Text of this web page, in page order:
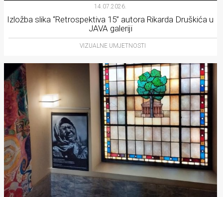
14.07.2026.
Izložba slika “Retrospektiva 15” autora Rikarda Druškića u
JAVA galeriji
VIZUALNE UMJETNOSTI